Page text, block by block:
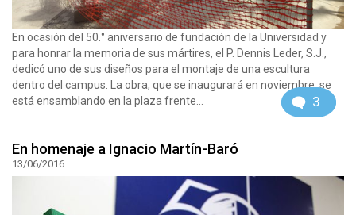
En ocasión del 50.° aniversario de fundación de la Universidad y
para honrar la memoria de sus mártires, el P. Dennis Leder, S.J.,
dedicó uno de sus diseños para el montaje de una escultura
dentro del campus. La obra, que se inaugurará en noviembre, se
está ensamblando en la plaza frente...
3
En homenaje a Ignacio Martín-Baró
13/06/2016